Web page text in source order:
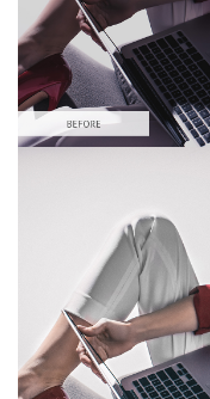
Portrait Pro
(40 Lr Presets)
Wedding Collection
(400 Lr Presets)